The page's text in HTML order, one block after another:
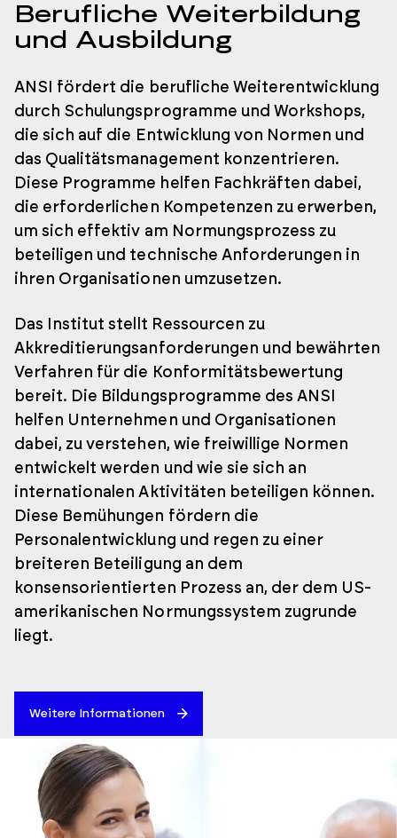
Berufliche Weiterbildung
und Ausbildung
ANSI fördert die berufliche Weiterentwicklung
durch Schulungsprogramme und Workshops,
die sich auf die Entwicklung von Normen und
das Qualitätsmanagement konzentrieren.
Diese Programme helfen Fachkräften dabei,
die erforderlichen Kompetenzen zu erwerben,
um sich effektiv am Normungsprozess zu
beteiligen und technische Anforderungen in
ihren Organisationen umzusetzen.
Das Institut stellt Ressourcen zu
Akkreditierungsanforderungen und bewährten
Verfahren für die Konformitätsbewertung
bereit. Die Bildungsprogramme des ANSI
helfen Unternehmen und Organisationen
dabei, zu verstehen, wie freiwillige Normen
entwickelt werden und wie sie sich an
internationalen Aktivitäten beteiligen können.
Diese Bemühungen fördern die
Personalentwicklung und regen zu einer
breiteren Beteiligung an dem
konsensorientierten Prozess an, der dem US-
amerikanischen Normungssystem zugrunde
liegt.
Weitere Informationen